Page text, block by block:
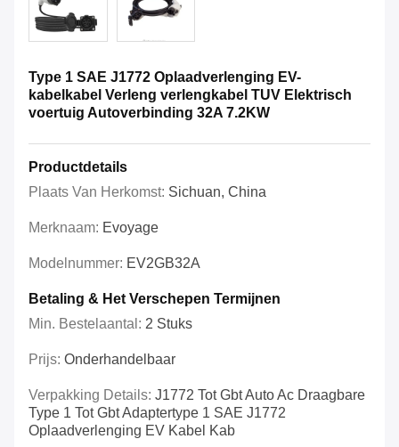
Type 1 SAE J1772 Oplaadverlenging EV-
kabelkabel Verleng verlengkabel TUV Elektrisch
voertuig Autoverbinding 32A 7.2KW
Productdetails
Plaats Van Herkomst: Sichuan, China
Merknaam: Evoyage
Modelnummer: EV2GB32A
Betaling & Het Verschepen Termijnen
Min. Bestelaantal: 2 Stuks
Prijs: Onderhandelbaar
Verpakking Details: J1772 Tot Gbt Auto Ac Draagbare
Type 1 Tot Gbt Adaptertype 1 SAE J1772
Oplaadverlenging EV Kabel Kab